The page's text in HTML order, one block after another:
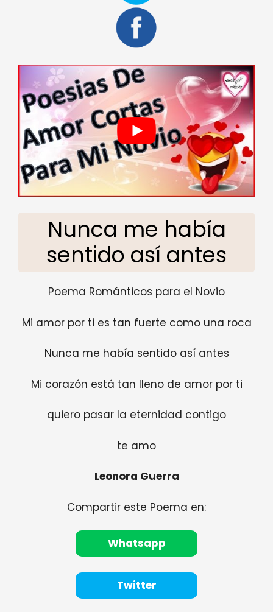
Nunca me había
sentido así antes
Poema Románticos para el Novio
Mi amor por ti es tan fuerte como una roca
Nunca me había sentido así antes
Mi corazón está tan lleno de amor por ti
quiero pasar la eternidad contigo
te amo
Leonora Guerra
Compartir este Poema en:
Whatsapp
Twitter